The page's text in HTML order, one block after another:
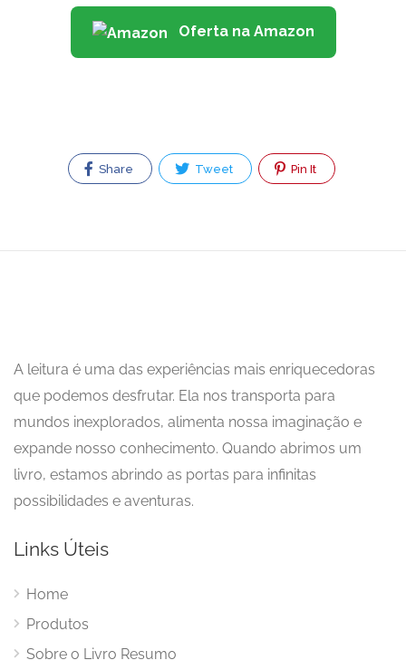
Oferta na Amazon
Share Tweet Pin It
A leitura é uma das experiências mais enriquecedoras
que podemos desfrutar. Ela nos transporta para
mundos inexplorados, alimenta nossa imaginação e
expande nosso conhecimento. Quando abrimos um
livro, estamos abrindo as portas para infinitas
possibilidades e aventuras.
Links Úteis
Home
Produtos
Sobre o Livro Resumo